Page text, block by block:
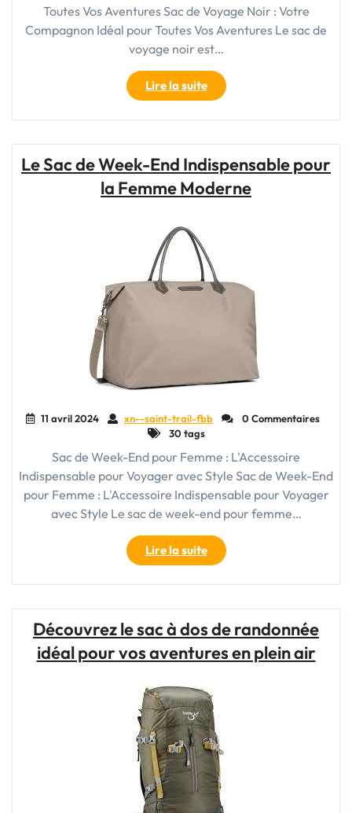
Toutes Vos Aventures Sac de Voyage Noir : Votre
Compagnon Idéal pour Toutes Vos Aventures Le sac de
voyage noir est…
Lire la suite"Élégance
intemporelle
:
de
voyage
de
vos
aventures"
Le Sac de Week-End Indispensable pour
la Femme Moderne
11 avril 2024 xn--saint-trail-fbb
0 Commentaires
30 tags
Sac de Week-End pour Femme : L'Accessoire
Indispensable pour Voyager avec Style Sac de Week-End
pour Femme : L'Accessoire Indispensable pour Voyager
avec Style Le sac de week-end pour femme…
Lire la suite"Le
Sac
de
Indispensable
pour
Femme
Moderne"
Découvrez le sac à dos de randonnée
idéal pour vos aventures en plein air